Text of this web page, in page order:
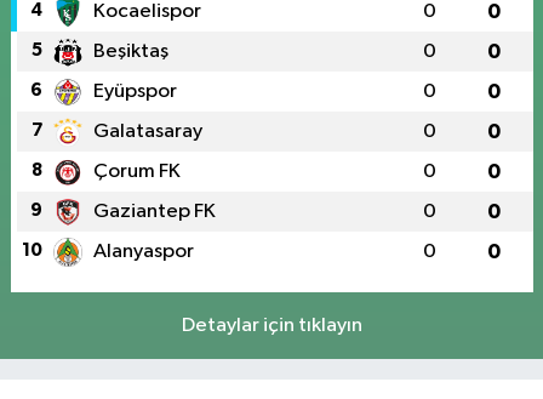
4 Kocaelispor 0 0
5 Beşiktaş 0 0
6 Eyüpspor 0 0
7 Galatasaray 0 0
8 Çorum FK 0 0
9 Gaziantep FK 0 0
10 Alanyaspor 0 0
Detaylar için tıklayın